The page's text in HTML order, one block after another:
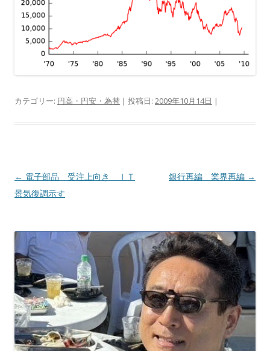
カテゴリー: 円高・円安・為替 | 投稿日: 2009年10月14日 |
投
稿
ゲ
ー
シ
ョ
ン
← 電子部品 受注上向き ＩＴ
景気復調示す
銀行再編 業界再編 →